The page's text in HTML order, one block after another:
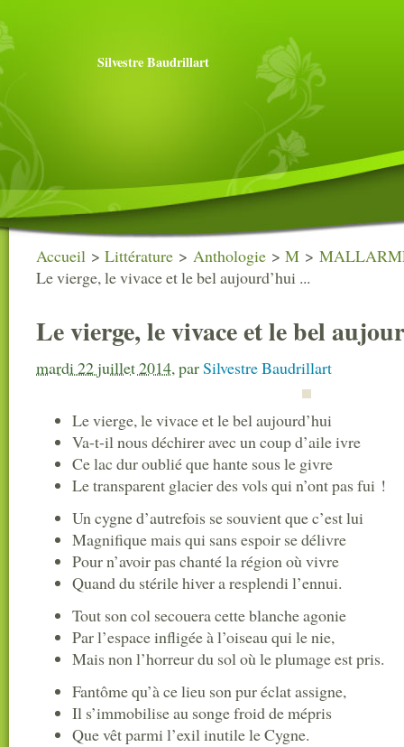
Silvestre Baudrillart
Accueil >Littérature > Anthologie>M >
Le vierge, le vivace et le bel aujourd’hui ...
Le vierge, le vivace et le bel
mardi 22 juillet 2014,parSilvestre Baudrillart
Le vierge, le vivace et le bel aujourd’hui
Va-t-il nous déchirer avec un coup d’aile ivre
Ce lac dur oublié que hante sous le givre
Le transparent glacier des vols qui n’ont pas fui !
Un cygne d’autrefois se souvient que c’est lui
Magnifique mais qui sans espoir se délivre
Pour n’avoir pas chanté la région où vivre
Quand du stérile hiver a resplendi l’ennui.
Tout son col secouera cette blanche agonie
Par l’espace infligée à l’oiseau qui le nie,
Mais non l’horreur du sol où le plumage est pris.
Fantôme qu’à ce lieu son pur éclat assigne,
Il s’immobilise au songe froid de mépris
Que vêt parmi l’exil inutile le Cygne.